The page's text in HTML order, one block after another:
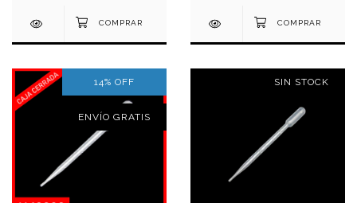
14% OFF
ENVÍO GRATIS
SIN STOCK